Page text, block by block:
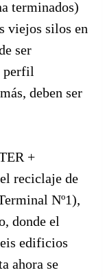
terminados)
viejos silos en
ser
perfil
deben ser
+
reciclaje de
Nº1),
donde el
edificios
ahora se